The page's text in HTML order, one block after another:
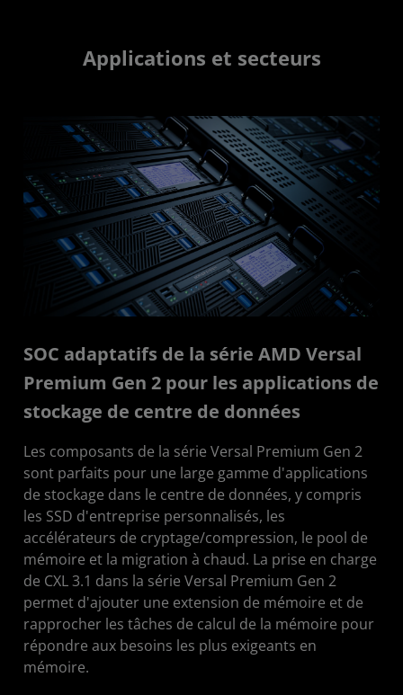
Applications et secteurs
SOC adaptatifs de la série AMD Versal
Premium Gen 2 pour les applications de
stockage de centre de données
Les composants de la série Versal Premium Gen 2
sont parfaits pour une large gamme d'applications
de stockage dans le centre de données, y compris
les SSD d'entreprise personnalisés, les
accélérateurs de cryptage/compression, le pool de
mémoire et la migration à chaud. La prise en charge
de CXL 3.1 dans la série Versal Premium Gen 2
permet d'ajouter une extension de mémoire et de
rapprocher les tâches de calcul de la mémoire pour
répondre aux besoins les plus exigeants en
mémoire.